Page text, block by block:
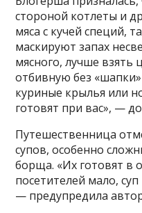
стороной котлеты и
мяса с кучей специй,
маскируют запах
мясного, лучше взять
отбивную без
куриные крылья или
готовят при вас», —
Путешественница
супов, особенно
борща. «Их готовят в
посетителей мало,
— предупредила